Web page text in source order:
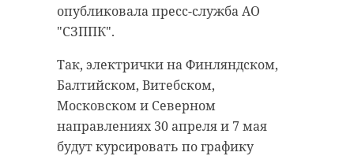
опубликовала пресс-служба АО
"СЗППК".
Так, электрички на Финляндском,
Балтийском, Витебском,
Московском и Северном
направлениях 30 апреля и 7 мая
будут курсировать по графику